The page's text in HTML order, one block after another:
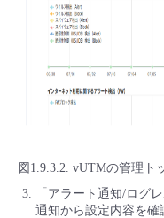
図1.9.3.2. vUTMの管理ト
「アラート通知/ログ
通知から設定内容を確